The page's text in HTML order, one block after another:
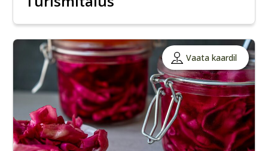
Vaata kaardil